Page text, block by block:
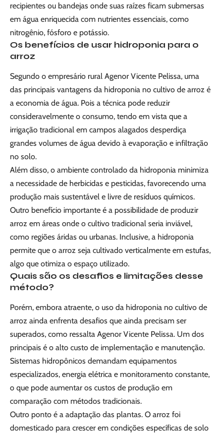
recipientes ou bandejas onde suas raízes ficam submersas
em água enriquecida com nutrientes essenciais, como
nitrogênio, fósforo e potássio.
Os benefícios de usar hidroponia para o
arroz
Segundo o empresário rural Agenor Vicente Pelissa, uma
das principais vantagens da hidroponia no cultivo de arroz é
a economia de água. Pois a técnica pode reduzir
consideravelmente o consumo, tendo em vista que a
irrigação tradicional em campos alagados desperdiça
grandes volumes de água devido à evaporação e infiltração
no solo.
Além disso, o ambiente controlado da hidroponia minimiza
a necessidade de herbicidas e pesticidas, favorecendo uma
produção mais sustentável e livre de resíduos químicos.
Outro benefício importante é a possibilidade de produzir
arroz em áreas onde o cultivo tradicional seria inviável,
como regiões áridas ou urbanas. Inclusive, a hidroponia
permite que o arroz seja cultivado verticalmente em estufas,
algo que otimiza o espaço utilizado.
Quais são os desafios e limitações desse
método?
Porém, embora atraente, o uso da hidroponia no cultivo de
arroz ainda enfrenta desafios que ainda precisam ser
superados, como ressalta Agenor Vicente Pelissa. Um dos
principais é o alto custo de implementação e manutenção.
Sistemas hidropônicos demandam equipamentos
especializados, energia elétrica e monitoramento constante,
o que pode aumentar os custos de produção em
comparação com métodos tradicionais.
Outro ponto é a adaptação das plantas. O arroz foi
domesticado para crescer em condições específicas de solo